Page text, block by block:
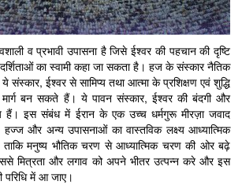
व प्रभावी उपासना है जिसे ईश्वर की पहचान की दृष्टि
का स्वामी कहा जा सकता है। हज के संस्कार नैतिक
संस्कार, ईश्वर से सामिप्य तथा आत्मा के प्रशिक्षण एवं शुद्धि
बन सकते हैं। ये पावन संस्कार, ईश्वर की बंदगी और
हैं। इस संबंध में ईरान के एक उच्च धर्मगुरू मीरज़ा जवाद
और अन्य उपासनाओं का वास्तविक लक्ष्य आध्यात्मिक
मनुष्य भौतिक चरण से आध्यात्मिक चरण की ओर बढ़े
मित्रता और लगाव को अपने भीतर उत्पन्न करे और इस
परिधि में आ जाए।